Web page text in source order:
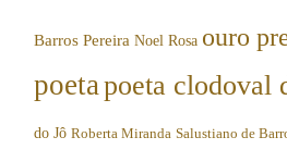
Barros Pereira Noel Rosa ouro
poetapoeta clodoval
do Jô Roberta Miranda Salustiano de